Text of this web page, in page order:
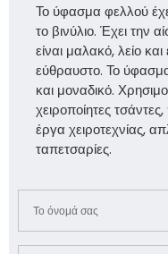
Το ύφασμα φελλού
το βινύλιο. Έχει την
είναι μαλακό, λείο
εύθραυστο. Το
και μοναδικό.
χειροποίητες
έργα χειροτεχνίας,
ταπετσαρίες.